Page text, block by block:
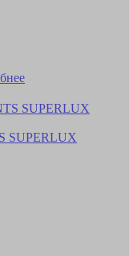
SUPERLUX